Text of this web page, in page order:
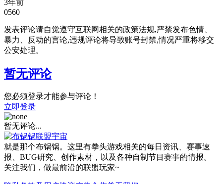
3年前
0560
发表评论请自觉遵守互联网相关的政策法规,严禁发布色情、
暴力、反动的言论,违规评论将导致账号封禁,情况严重将移交
公安处理。
暂无评论
您必须登录才能参与评论！
立即登录
暂无评论...
就是那个布锅锅。这里有拳头游戏相关的每日资讯、赛事速
报、BUG研究、创作素材，以及各种自制节目赛事的情报。
关注我们，做最前沿的联盟玩家~